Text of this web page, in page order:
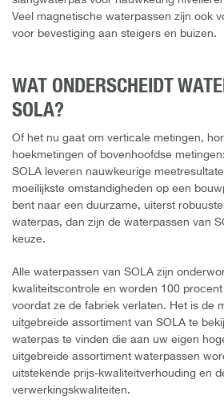
Veel magnetische waterpassen zijn ook
voor bevestiging aan steigers en buizen.
WAT ONDERSCHEIDT
SOLA?
Of het nu gaat om verticale metingen,
hoekmetingen of bovenhoofdse
SOLA leveren nauwkeurige
moeilijkste omstandigheden op een
bent naar een duurzame, uiterst
waterpas, dan zijn de waterpassen van
keuze.
Alle waterpassen van SOLA zijn
kwaliteitscontrole en worden 100
voordat ze de fabriek verlaten. Het is de
uitgebreide assortiment van SOLA te
waterpas te vinden die aan uw eigen
uitgebreide assortiment waterpassen
uitstekende prijs-kwaliteitverhouding en
verwerkingskwaliteiten.